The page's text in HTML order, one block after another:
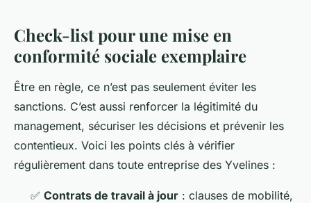
Check-list pour une mise en
conformité sociale exemplaire
Être en règle, ce n’est pas seulement éviter les
sanctions. C’est aussi renforcer la légitimité du
management, sécuriser les décisions et prévenir les
contentieux. Voici les points clés à vérifier
régulièrement dans toute entreprise des Yvelines :
✅ Contrats de travail à jour : clauses de mobilité,